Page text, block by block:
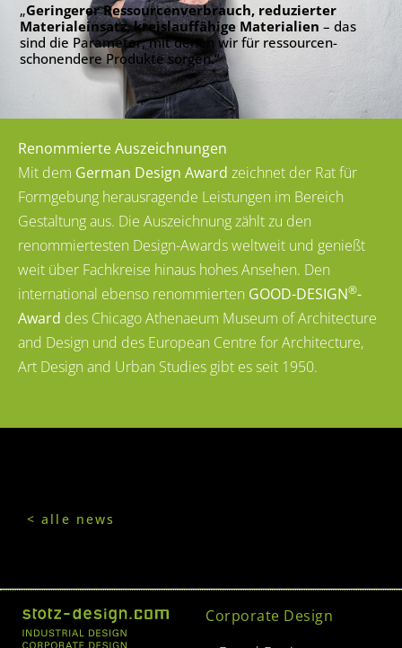
„Geringerer Ressourcenverbrauch, reduzierter
Materialeinsatz, kreislauffähige Materialien – das
sind die Parameter, mit denen wir für ressourcen­
schonendere Produkte sorgen.“
Renommierte Auszeichnungen
Mit dem German Design Award zeichnet der Rat für
Formgebung herausragende Leistungen im Bereich
Gestaltung aus. Die Auszeichnung zählt zu den
renommiertesten Design-Awards weltweit und genießt
weit über Fachkreise hinaus hohes Ansehen. Den
international ebenso renommierten GOOD-DESIGN®-
Award des Chicago Athenaeum Museum of Architecture
and Design und des European Centre for Architecture,
Art Design and Urban Studies gibt es seit 1950.
< alle news
Corporate Design